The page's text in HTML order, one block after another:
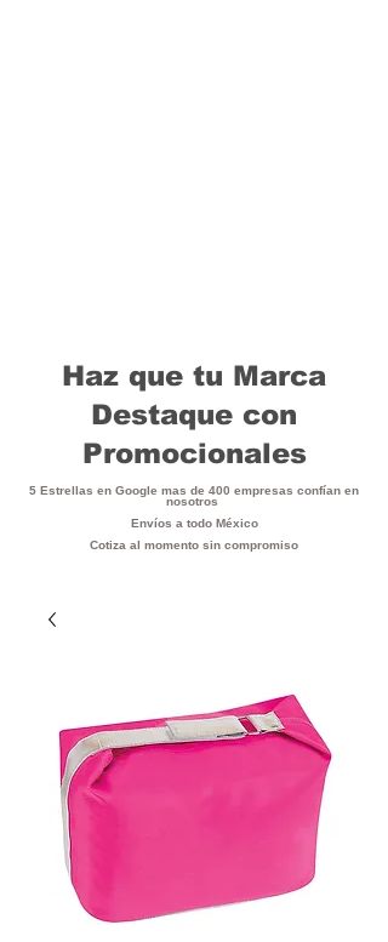
5 Estrellas en Google mas de 400 empresas confían en
nosotros
Envíos a todo México
Cotiza al momento sin compromiso
Haz que tu Marca
Destaque con
Promocionales